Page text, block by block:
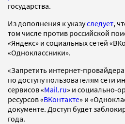
государства.
Из дополнения к указуследует,
том числе против российской
«Яндекс» и социальных сетей
«Одноклассники».
«Запретить интернет-
по доступу пользователям сети
сервисов «Mail.ru» и социально-
ресурсов «ВКонтакте» и
документе. Доступ будет
года.